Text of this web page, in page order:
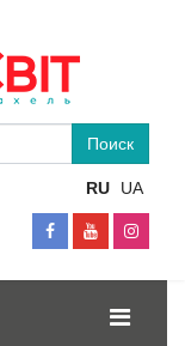
RU UA